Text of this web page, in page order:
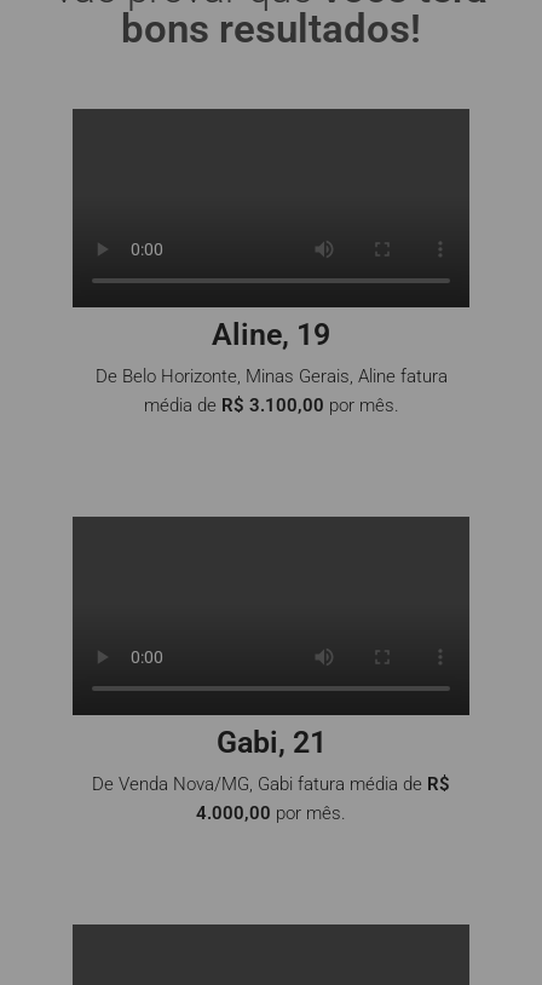
bons resultados!
Aline, 19
De Belo Horizonte, Minas Gerais, Aline fatura
média de R$ 3.100,00 por mês.
Gabi, 21
De Venda Nova/MG, Gabi fatura média de R$
4.000,00 por mês.